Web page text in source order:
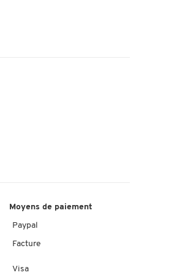
Moyens de paiement
Paypal
Facture
Visa